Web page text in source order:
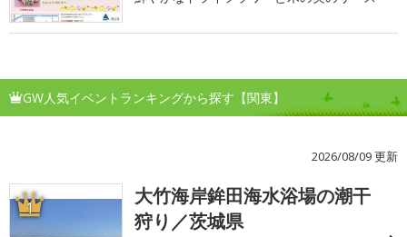
GW人気イベントランキングから探す【関東】
2026/08/09 更新
1
大竹海岸鉾田海水浴場の潮干
狩り／茨城県